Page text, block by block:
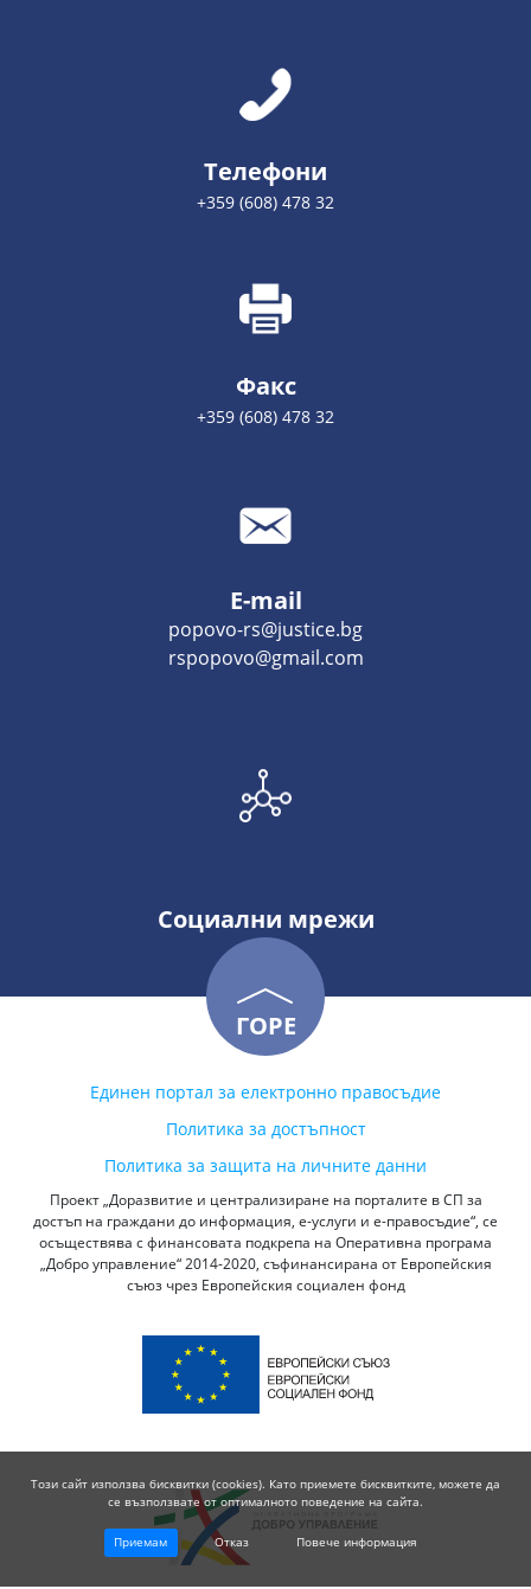
Телефони
+359 (608) 478 32
Факс
+359 (608) 478 32
E-mail
popovo-rs@justice.bg
rspopovo@gmail.com
Социални мрежи
ГОРЕ
Единен портал за електронно правосъдие
Политика за достъпност
Политика за защита на личните данни
Проект „Доразвитие и централизиране на порталите в СП за
достъп на граждани до информация, е-услуги и е-правосъдие“, се
осъществява с финансовата подкрепа на Оперативна програма
„Добро управление“ 2014-2020, съфинансирана от Европейския
съюз чрез Европейския социален фонд
Този сайт използва бисквитки (cookies). Като приемете бисквитките, можете да
се възползвате от оптималното поведение на сайта.
Приемам Отказ Повече информация